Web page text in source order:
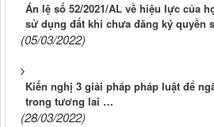
Án lệ số 52/2021/AL về hiệu lực của
sử dụng đất khi chưa đăng ký quyền
(05/03/2022)
Kiến nghị 3 giải pháp pháp luật để
trong tương lai …
(28/03/2022)